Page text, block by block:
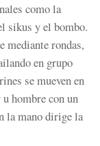
como la
sikus y el bombo.
mediante rondas,
en grupo
se mueven en
hombre con un
la mano dirige la